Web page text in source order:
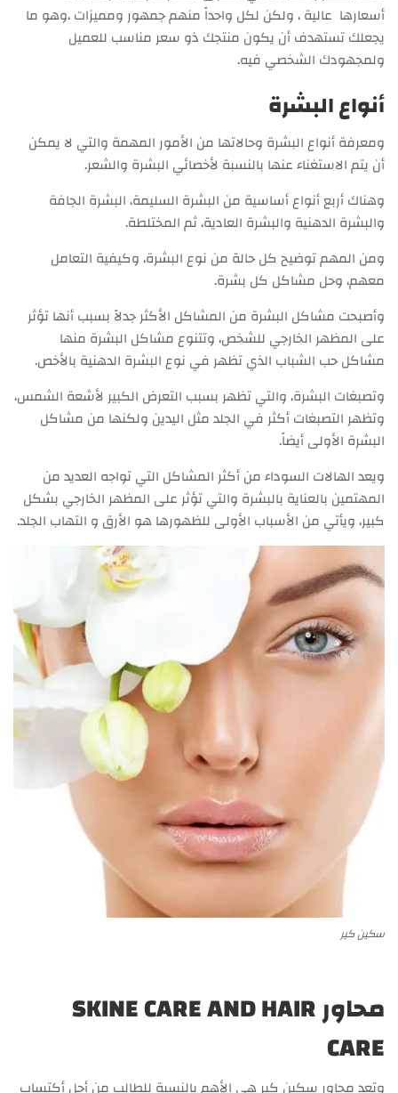
أسعارها عالية ، ولكن لكل واحداً منهم جمهور ومميزات ،وهو ما
يجعلك تستهدف أن يكون منتجك ذو سعر مناسب للعميل
ولمجهودك الشخصي فيه.
أنواع البشرة
ومعرفة أنواع البشرة وحالاتها من الأمور المهمة والتي لا يمكن
أن يتم الاستغناء عنها بالنسبة لأخصائي البشرة والشعر.
وهناك أربع أنواع أساسية من البشرة السليمة، البشرة الجافة
والبشرة الدهنية والبشرة العادية، ثم المختلطة.
ومن المهم توضيح كل حالة من نوع البشرة، وكيفية التعامل
معهم، وحل مشاكل كل بشرة.
وأصبحت مشاكل البشرة من المشاكل الأكثر جدلاً بسبب أنها تؤثر
على المظهر الخارجي للشخص، وتتنوع مشاكل البشرة منها
مشاكل حب الشباب الذي تظهر في نوع البشرة الدهنية بالأخص.
وتصبغات البشرة، والتي تظهر بسبب التعرض الكبير لأشعة الشمس،
وتظهر التصبغات أكثر في الجلد مثل اليدين ولكنها من مشاكل
البشرة الأولى أيضاً.
ويعد الهالات السوداء من أكثر المشاكل التي تواجه العديد من
المهتمين بالعناية بالبشرة والتي تؤثر على المظهر الخارجي بشكل
كبير، ويأتي من الأسباب الأولى للظهورها هو الأرق و التهاب الجلد.
سكين كير
محاور SKINE CARE AND HAIR
CARE
وتعد محاور سكين كير هي الأهم بالنسبة للطالب من أجل أكتساب